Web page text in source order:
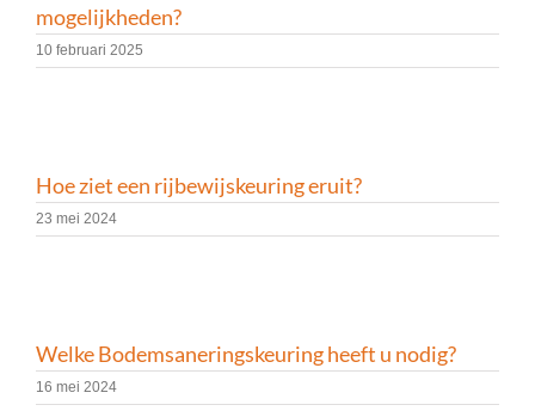
mogelijkheden?
10 februari 2025
Hoe ziet een rijbewijskeuring eruit?
23 mei 2024
Welke Bodemsaneringskeuring heeft u nodig?
16 mei 2024